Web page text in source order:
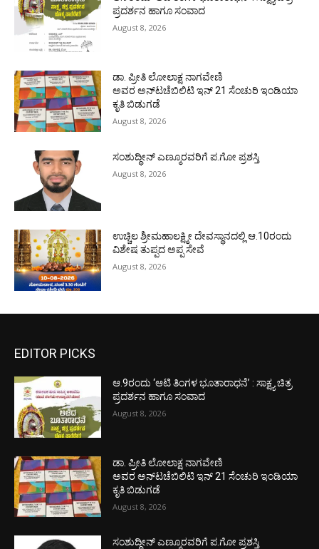
ಪ್ರದರ್ಶನ ಹಾಗೂ ಸಂವಾದ
August 8, 2026
ಡಾ. ಪ್ರೀತಿ ಲೋಲಾಕ್ಷ ನಾಗವೇಣಿ
ಅವರ ಅನ್‌ಟಚೆಬಿಲಿಟಿ ಇನ್ 21 ಸೆಂಚುರಿ ಇಂಡಿಯಾ
ಕೃತಿ ಬಿಡುಗಡೆ
August 8, 2026
ಸಂಶುದ್ಧೀನ್ ಎಣ್ಮೂರವರಿಗೆ ಪ.ಗೋ ಪ್ರಶಸ್ತಿ
August 8, 2026
ಉಚ್ಚಿಲ ಶ್ರೀಮಹಾಲಕ್ಷ್ಮೀ ದೇವಸ್ಥಾನದಲ್ಲಿ ಆ.10ರಂದು
ವಿಶೇಷ ತುಪ್ಪದ ಅಪ್ಪ ಸೇವೆ
August 8, 2026
EDITOR PICKS
ಆ.9ರಂದು ‘ಆಟಿ ತಿಂಗಳ ಭೂತಾರಾಧನೆ’ : ಸಾಕ್ಷ್ಯ ಚಿತ್ರ
ಪ್ರದರ್ಶನ ಹಾಗೂ ಸಂವಾದ
August 8, 2026
ಡಾ. ಪ್ರೀತಿ ಲೋಲಾಕ್ಷ ನಾಗವೇಣಿ
ಅವರ ಅನ್‌ಟಚೆಬಿಲಿಟಿ ಇನ್ 21 ಸೆಂಚುರಿ ಇಂಡಿಯಾ
ಕೃತಿ ಬಿಡುಗಡೆ
August 8, 2026
ಸಂಶುದ್ಧೀನ್ ಎಣ್ಮೂರವರಿಗೆ ಪ.ಗೋ ಪ್ರಶಸ್ತಿ